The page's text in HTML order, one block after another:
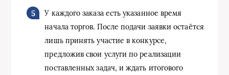
У каждого заказа есть указанное время
начала торгов. После подачи заявки остаётся
лишь принять участие в конкурсе,
предложив свои услуги по реализации
поставленных задач, и ждать итогового